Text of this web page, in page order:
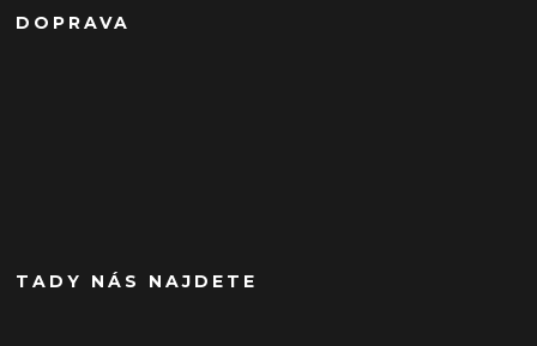
DOPRAVA
TADY NÁS NAJDETE